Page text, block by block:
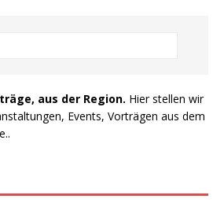
aus der Region. Hier stellen wir
Events, Vorträgen aus dem